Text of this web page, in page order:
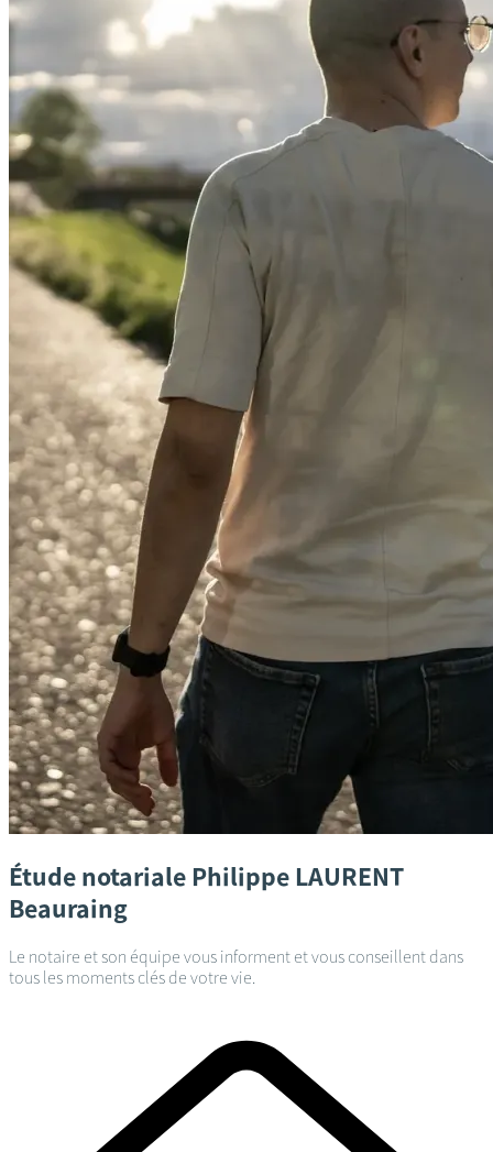
Étude notariale Philippe LAURENT
Beauraing
Le notaire et son équipe vous informent et vous conseillent dans
tous les moments clés de votre vie.